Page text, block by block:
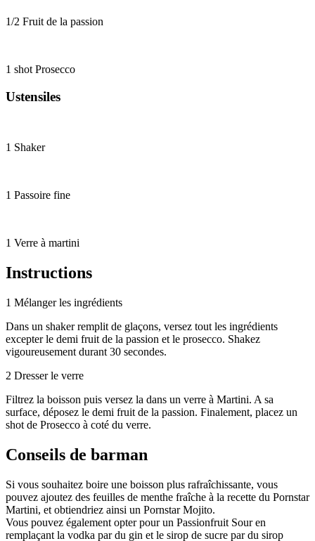
1/2 Fruit de la passion
1 shot Prosecco
Ustensiles
1 Shaker
1 Passoire fine
1 Verre à martini
Instructions
1 Mélanger les ingrédients
Dans un shaker remplit de glaçons, versez tout les ingrédients
excepter le demi fruit de la passion et le prosecco. Shakez
vigoureusement durant 30 secondes.
2 Dresser le verre
Filtrez la boisson puis versez la dans un verre à Martini. A sa
surface, déposez le demi fruit de la passion. Finalement, placez un
shot de Prosecco à coté du verre.
Conseils de barman
Si vous souhaitez boire une boisson plus rafraîchissante, vous
pouvez ajoutez des feuilles de menthe fraîche à la recette du Pornstar
Martini, et obtiendriez ainsi un Pornstar Mojito.
Vous pouvez également opter pour un Passionfruit Sour en
remplaçant la vodka par du gin et le sirop de sucre par du sirop